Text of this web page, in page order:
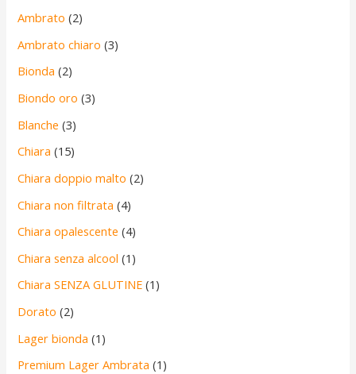
Ambrato (2)
Ambrato chiaro (3)
Bionda (2)
Biondo oro (3)
Blanche (3)
Chiara (15)
Chiara doppio malto (2)
Chiara non filtrata (4)
Chiara opalescente (4)
Chiara senza alcool (1)
Chiara SENZA GLUTINE (1)
Dorato (2)
Lager bionda (1)
Premium Lager Ambrata (1)